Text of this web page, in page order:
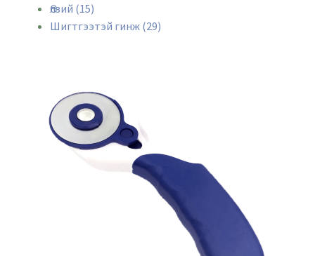
Өлзий (15)
Шигтгээтэй гинж (29)